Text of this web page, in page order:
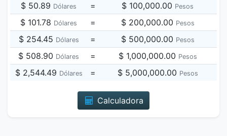
$ 50.89 Dólares = $ 100,000.00 Pesos
$ 101.78 Dólares = $ 200,000.00 Pesos
$ 254.45 Dólares = $ 500,000.00 Pesos
$ 508.90 Dólares = $ 1,000,000.00 Pesos
$ 2,544.49 Dólares = $ 5,000,000.00 Pesos
Calculadora